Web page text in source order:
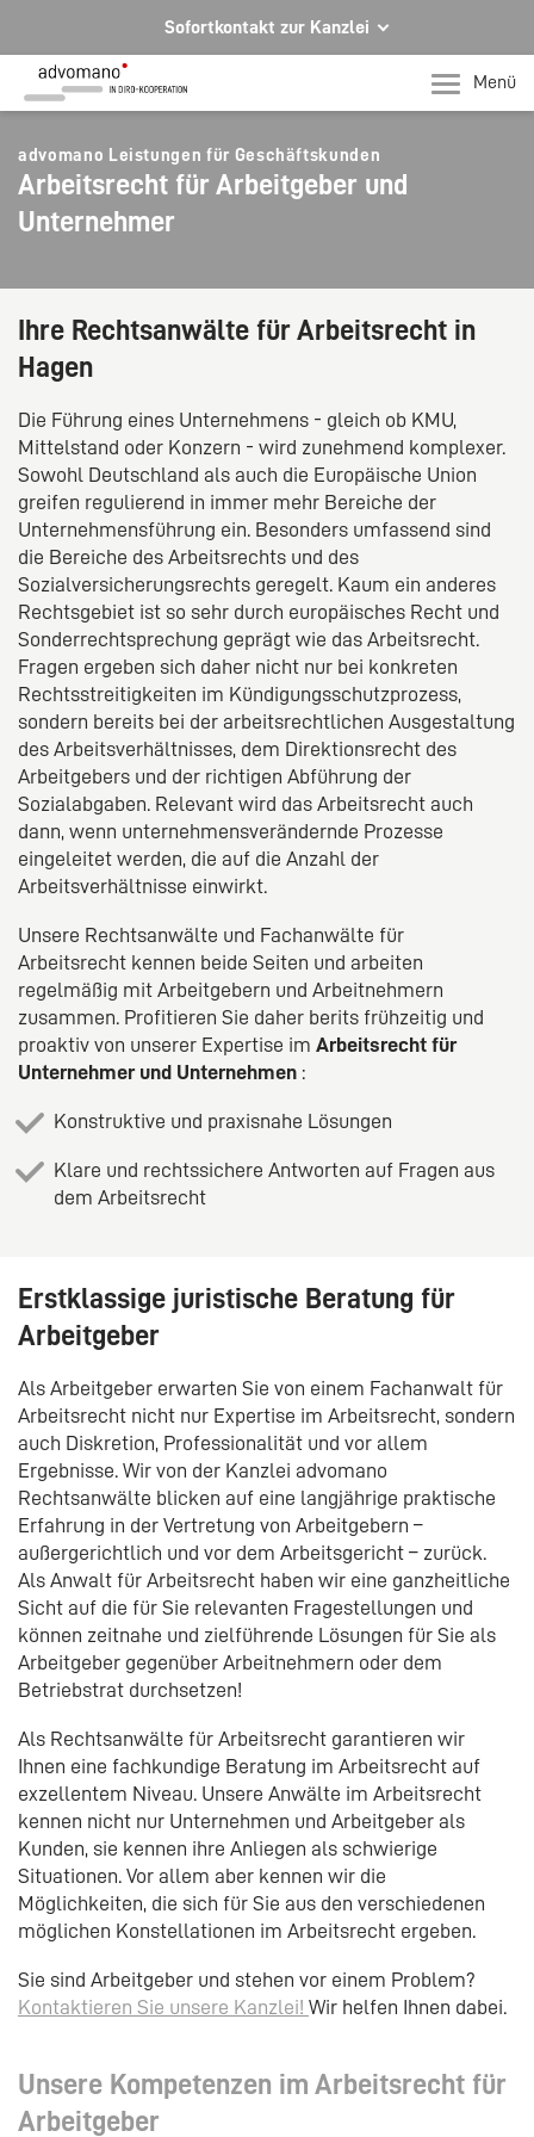
Sofortkontakt zur Kanzlei
Ihre Rechtsberatung in Hagen und Iserlohn
Ihr direkter Kontakt zu uns
Telefon Hagen
+49 2331 91599-0
Per E-Mail für Sie da.
mail@advomano.de
Menü
advomano Leistungen für Geschäftskunden
Arbeitsrecht für Arbeitgeber und
Unternehmer
Ihre Rechtsanwälte für Arbeitsrecht in
Hagen
Die Führung eines Unternehmens - gleich ob KMU,
Mittelstand oder Konzern - wird zunehmend komplexer.
Sowohl Deutschland als auch die Europäische Union
greifen regulierend in immer mehr Bereiche der
Unternehmensführung ein. Besonders umfassend sind
die Bereiche des Arbeitsrechts und des
Sozialversicherungsrechts geregelt. Kaum ein anderes
Rechtsgebiet ist so sehr durch europäisches Recht und
Sonderrechtsprechung geprägt wie das Arbeitsrecht.
Fragen ergeben sich daher nicht nur bei konkreten
Rechtsstreitigkeiten im Kündigungsschutzprozess,
sondern bereits bei der arbeitsrechtlichen Ausgestaltung
des Arbeitsverhältnisses, dem Direktionsrecht des
Arbeitgebers und der richtigen Abführung der
Sozialabgaben. Relevant wird das Arbeitsrecht auch
dann, wenn unternehmensverändernde Prozesse
eingeleitet werden, die auf die Anzahl der
Arbeitsverhältnisse einwirkt.
Unsere Rechtsanwälte und Fachanwälte für
Arbeitsrecht kennen beide Seiten und arbeiten
regelmäßig mit Arbeitgebern und Arbeitnehmern
zusammen. Profitieren Sie daher berits frühzeitig und
proaktiv von unserer Expertise im Arbeitsrecht für
Unternehmer und Unternehmen :
Konstruktive und praxisnahe Lösungen
Klare und rechtssichere Antworten auf Fragen aus
dem Arbeitsrecht
Erstklassige juristische Beratung für
Arbeitgeber
Als Arbeitgeber erwarten Sie von einem Fachanwalt für
Arbeitsrecht nicht nur Expertise im Arbeitsrecht, sondern
auch Diskretion, Professionalität und vor allem
Ergebnisse. Wir von der Kanzlei advomano
Rechtsanwälte blicken auf eine langjährige praktische
Erfahrung in der Vertretung von Arbeitgebern –
außergerichtlich und vor dem Arbeitsgericht – zurück.
Als Anwalt für Arbeitsrecht haben wir eine ganzheitliche
Sicht auf die für Sie relevanten Fragestellungen und
können zeitnahe und zielführende Lösungen für Sie als
Arbeitgeber gegenüber Arbeitnehmern oder dem
Betriebstrat durchsetzen!
Als Rechtsanwälte für Arbeitsrecht garantieren wir
Ihnen eine fachkundige Beratung im Arbeitsrecht auf
exzellentem Niveau. Unsere Anwälte im Arbeitsrecht
kennen nicht nur Unternehmen und Arbeitgeber als
Kunden, sie kennen ihre Anliegen als schwierige
Situationen. Vor allem aber kennen wir die
Möglichkeiten, die sich für Sie aus den verschiedenen
möglichen Konstellationen im Arbeitsrecht ergeben.
Sie sind Arbeitgeber und stehen vor einem Problem?
Kontaktieren Sie unsere Kanzlei! Wir helfen Ihnen dabei.
Unsere Kompetenzen im Arbeitsrecht für
Arbeitgeber